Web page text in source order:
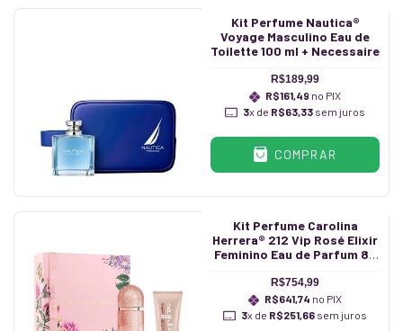
Kit Perfume Nautica®
Voyage Masculino Eau de
Toilette 100 ml + Necessaire
R$189,99
R$161,49 no PIX
3x de R$63,33sem juros
COMPRAR
Kit Perfume Carolina
Herrera® 212 Vip Rosé Elixir
Feminino Eau de Parfum 80
R$754,99
R$641,74 no PIX
3x de R$251,66sem juros